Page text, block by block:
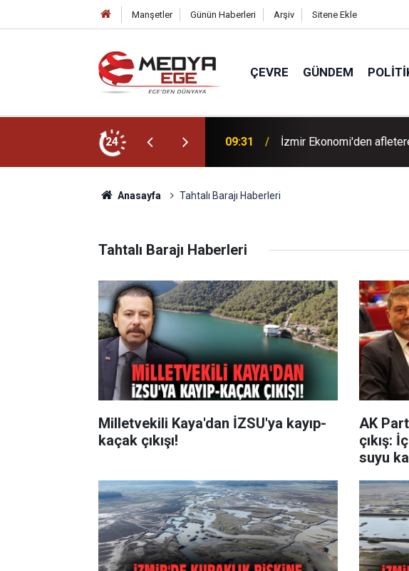
Manşetler Günün Haberleri Arşiv Sitene Ekle
ÇEVRE GÜNDEM
24
binalarında sona gelindi! 09:31 İzmir Ekonomi'den
Anasayfa Tahtalı Barajı Haberleri
Tahtalı Barajı Haberleri
Milletvekili Kaya'dan İZSU'ya kayıp-
kaçak çıkışı!
AK
çıkış: İçme suyuna kanalizasyon
suyu